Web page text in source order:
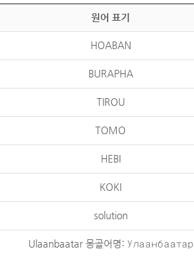
원어 표기
HOABAN
BURAPHA
TIROU
TOMO
HEBI
KOKI
solution
Ulaanbaatar 몽골어명: Улаанбаатар